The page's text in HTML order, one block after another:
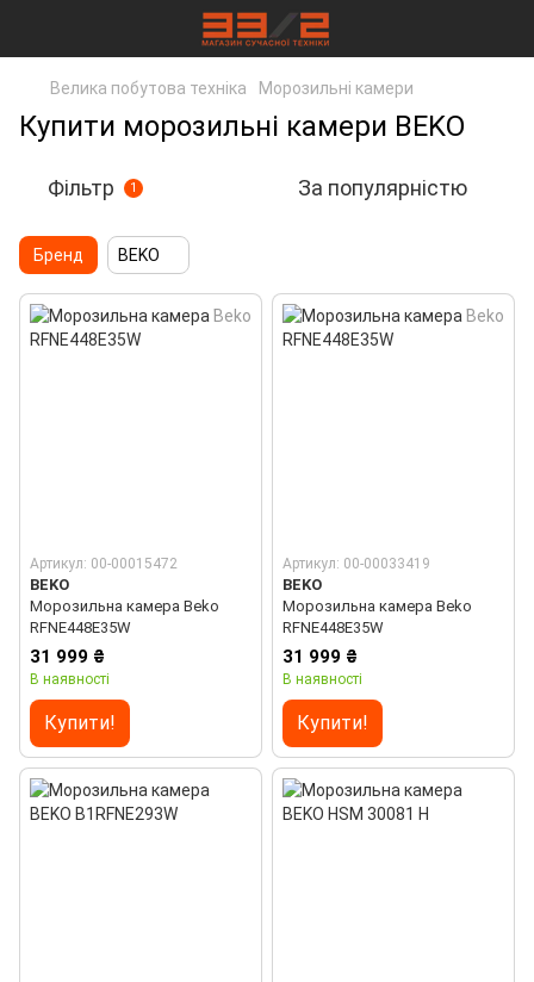
Велика побутова техніка Морозильні камери
Купити морозильні камери BEKO
Фільтр 1 За популярністю
Бренд BEKO
Артикул: 00-00015472
BEKO
Морозильна камера Beko
RFNE448E35W
31 999 ₴
В наявності
Купити!
Артикул: 00-00033419
BEKO
Морозильна камера Beko
RFNE448E35W
31 999 ₴
В наявності
Купити!